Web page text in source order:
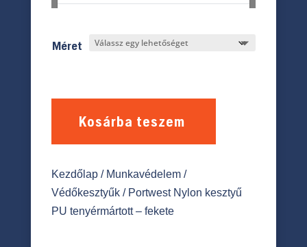
Méret
Kosárba teszem
Kezdőlap/ Munkavédelem/
Védőkesztyűk/ Portwest Nylon kesztyű
PU tenyérmártott – fekete